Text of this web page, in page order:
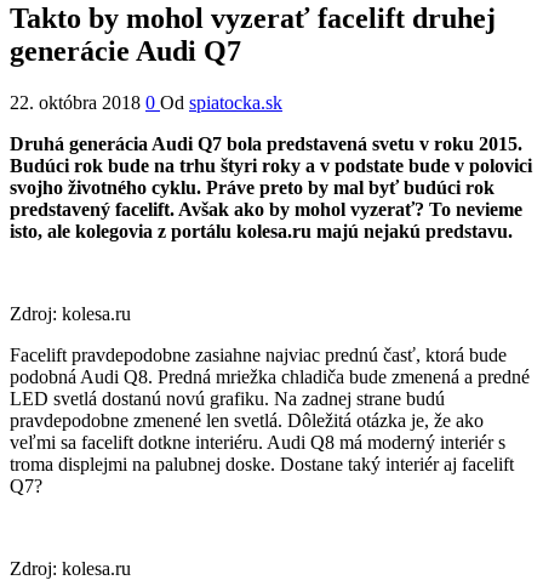
Takto by mohol vyzerať facelift druhej
generácie Audi Q7
22. októbra 2018 0 Od spiatocka.sk
Druhá generácia Audi Q7 bola predstavená svetu v roku 2015.
Budúci rok bude na trhu štyri roky a v podstate bude v polovici
svojho životného cyklu. Práve preto by mal byť budúci rok
predstavený facelift. Avšak ako by mohol vyzerať? To nevieme
isto, ale kolegovia z portálu kolesa.ru majú nejakú predstavu.
Zdroj: kolesa.ru
Facelift pravdepodobne zasiahne najviac prednú časť, ktorá bude
podobná Audi Q8. Predná mriežka chladiča bude zmenená a predné
LED svetlá dostanú novú grafiku. Na zadnej strane budú
pravdepodobne zmenené len svetlá. Dôležitá otázka je, že ako
veľmi sa facelift dotkne interiéru. Audi Q8 má moderný interiér s
troma displejmi na palubnej doske. Dostane taký interiér aj facelift
Q7?
Zdroj: kolesa.ru